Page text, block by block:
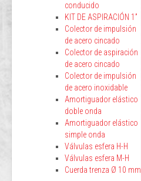
conducido
KIT DE ASPIRACIÓN 1”
Colector de impulsión
de acero cincado
Colector de aspiración
de acero cincado
Colector de impulsión
de acero inoxidable
Amortiguador elástico
doble onda
Amortiguador elástico
simple onda
Válvulas esfera H-H
Válvulas esfera M-H
Cuerda trenza Ø 10 mm